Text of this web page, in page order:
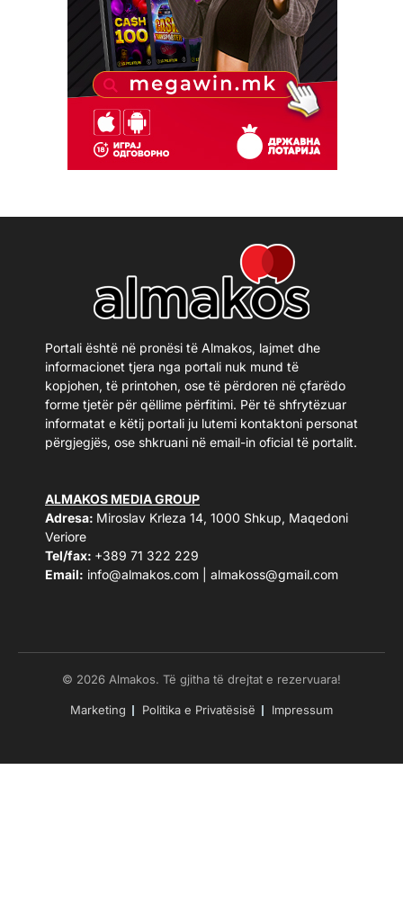
Portali është në pronësi të Almakos, lajmet dhe
informacionet tjera nga portali nuk mund të
kopjohen, të printohen, ose të përdoren në çfarëdo
forme tjetër për qëllime përfitimi. Për të shfrytëzuar
informatat e këtij portali ju lutemi kontaktoni personat
përgjegjës, ose shkruani në email-in oficial të portalit.
ALMAKOS MEDIA GROUP
Adresa: Miroslav Krleza 14, 1000 Shkup, Maqedoni
Veriore
Tel/fax: +389 71 322 229
Email: info@almakos.com almakoss@gmail.com
© 2026 Almakos. Të gjitha të drejtat e rezervuara!
Marketing Politika e Privatësisë Impressum